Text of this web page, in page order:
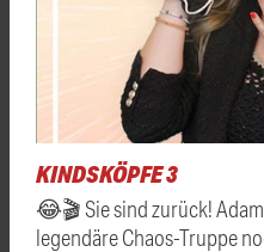
KINDSKÖPFE 3
😂🎬 Sie sind zurück!
legendäre Chaos-Truppe